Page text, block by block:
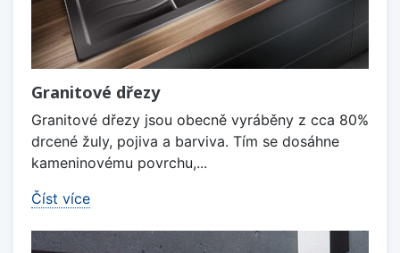
Granitové dřezy
Granitové dřezy jsou obecně vyráběny z cca 80%
drcené žuly, pojiva a barviva. Tím se dosáhne
kameninovému povrchu,...
Číst více